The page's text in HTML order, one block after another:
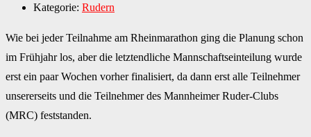
Kategorie: Rudern
Wie bei jeder Teilnahme am Rheinmarathon ging die Planung schon
im Frühjahr los, aber die letztendliche Mannschaftseinteilung wurde
erst ein paar Wochen vorher finalisiert, da dann erst alle Teilnehmer
unsererseits und die Teilnehmer des Mannheimer Ruder-Clubs
(MRC) feststanden.